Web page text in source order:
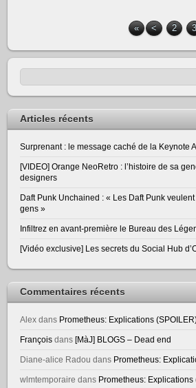
« < 2 3
Articles récents
Surprenant : le message caché de la Keynote
[VIDEO] Orange NeoRetro : l’histoire de sa
designers
Daft Punk Unchained : « Les Daft Punk
gens »
Infiltrez en avant-première le Bureau des
[Vidéo exclusive] Les secrets du Social Hub
Commentaires récents
Alex dans Prometheus: Explications
François dans [MàJ] BLOGS – Dead end
Diane-alice Radou dans Prometheus:
wlmtemporaire dans Prometheus: Explications